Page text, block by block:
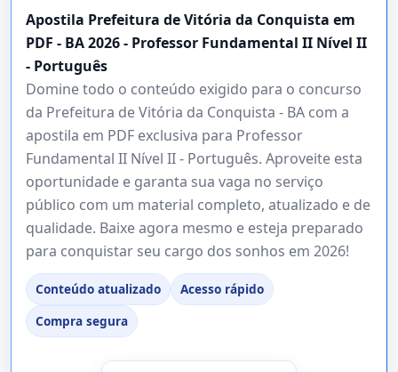
Apostila Prefeitura de Vitória da Conquista em
PDF - BA 2026 - Professor Fundamental II Nível II
- Português
Domine todo o conteúdo exigido para o concurso
da Prefeitura de Vitória da Conquista - BA com a
apostila em PDF exclusiva para Professor
Fundamental II Nível II - Português. Aproveite esta
oportunidade e garanta sua vaga no serviço
público com um material completo, atualizado e de
qualidade. Baixe agora mesmo e esteja preparado
para conquistar seu cargo dos sonhos em 2026!
Conteúdo atualizado
Acesso rápido
Compra segura